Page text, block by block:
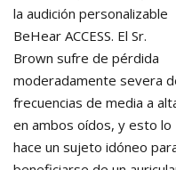
la audición personalizable
BeHear ACCESS. El Sr.
Brown sufre de pérdida
moderadamente severa
frecuencias de media a
en ambos oídos, y esto lo
hace un sujeto idóneo